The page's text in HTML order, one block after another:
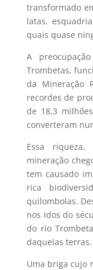
transformado
latas,
quais quase
A
Trombetas,
da Mineração
recordes de
de 18,3
converteram
Essa
mineração
tem causado
rica
quilombolas.
nos idos do
do rio
daquelas terras.
Uma briga cujo